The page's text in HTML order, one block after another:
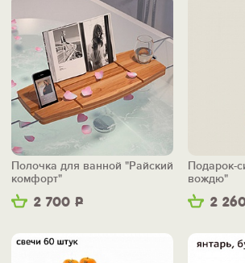
2 700 Р
Полочка для ванной "Райский
комфорт"
2
Подарок-
вождю"